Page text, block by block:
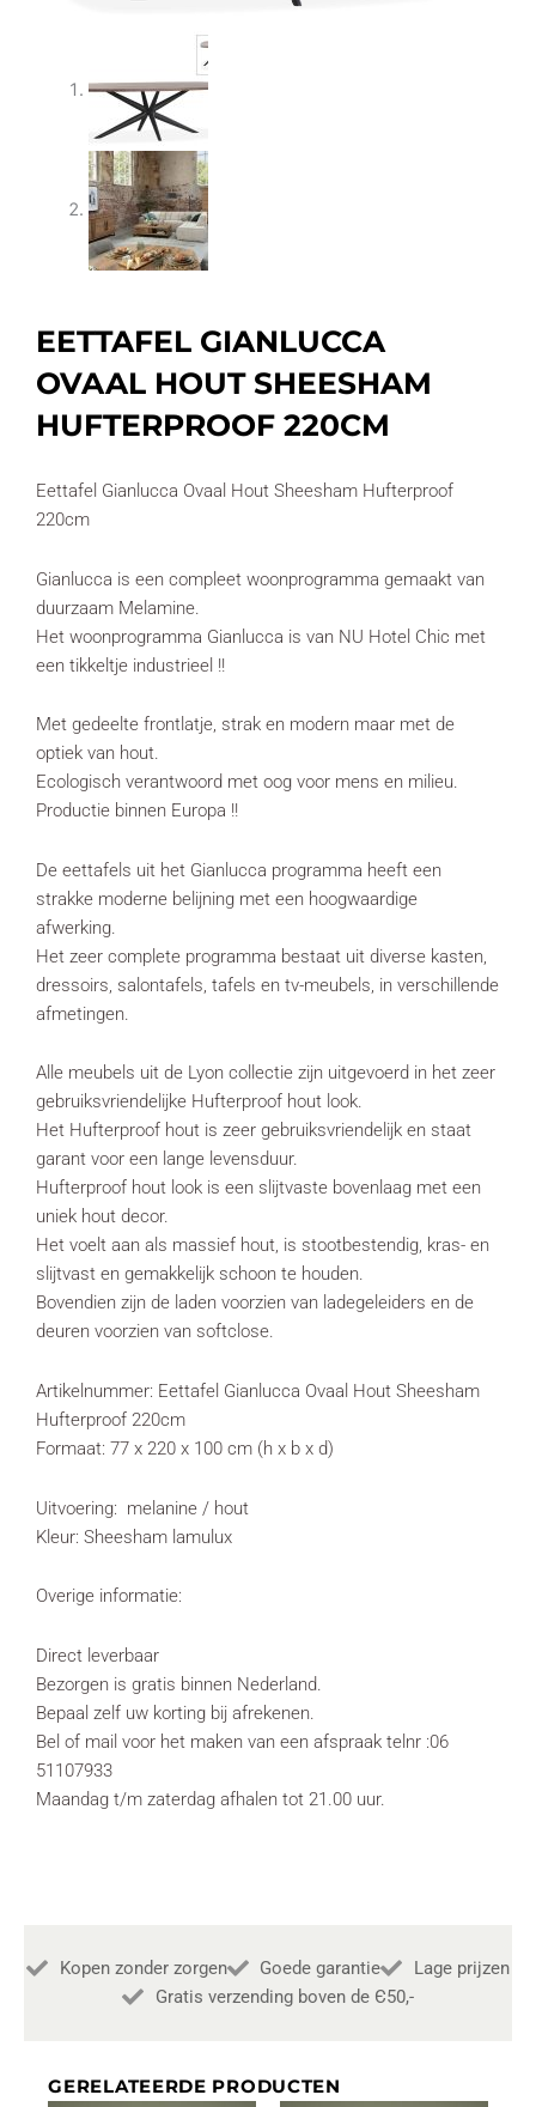
EETTAFEL GIANLUCCA
OVAAL HOUT SHEESHAM
HUFTERPROOF 220CM
Eettafel Gianlucca Ovaal Hout Sheesham Hufterproof
220cm
Gianlucca is een compleet woonprogramma gemaakt van
duurzaam Melamine.
Het woonprogramma Gianlucca is van NU Hotel Chic met
een tikkeltje industrieel !!
Met gedeelte frontlatje, strak en modern maar met de
optiek van hout.
Ecologisch verantwoord met oog voor mens en milieu.
Productie binnen Europa !!
De eettafels uit het Gianlucca programma heeft een
strakke moderne belijning met een hoogwaardige
afwerking.
Het zeer complete programma bestaat uit diverse kasten,
dressoirs, salontafels, tafels en tv-meubels, in verschillende
afmetingen.
Alle meubels uit de Lyon collectie zijn uitgevoerd in het zeer
gebruiksvriendelijke Hufterproof hout look.
Het Hufterproof hout is zeer gebruiksvriendelijk en staat
garant voor een lange levensduur.
Hufterproof hout look is een slijtvaste bovenlaag met een
uniek hout decor.
Het voelt aan als massief hout, is stootbestendig, kras- en
slijtvast en gemakkelijk schoon te houden.
Bovendien zijn de laden voorzien van ladegeleiders en de
deuren voorzien van softclose.
Artikelnummer: Eettafel Gianlucca Ovaal Hout Sheesham
Hufterproof 220cm
Formaat: 77 x 220 x 100 cm (h x b x d)
Uitvoering: melanine / hout
Kleur: Sheesham lamulux
Overige informatie:
Direct leverbaar
Bezorgen is gratis binnen Nederland.
Bepaal zelf uw korting bij afrekenen.
Bel of mail voor het maken van een afspraak telnr :06
51107933
Maandag t/m zaterdag afhalen tot 21.00 uur.
Kopen zonder zorgen Goede garantie
Lage prijzen
Gratis verzending boven de Є50,-
GERELATEERDE PRODUCTEN